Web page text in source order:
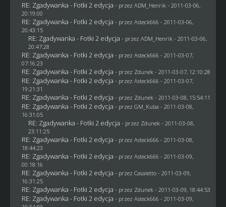
RE: Zgadywanka - Fotki 2 edycja - przez ADM_Henrik - 2011-03-06,
20:19:00
RE: Zgadywanka - Fotki 2 edycja - przez Asteck666 - 2011-03-06,
20:43:15
RE: Zgadywanka - Fotki 2 edycja - przez ADM_Henrik - 2011-03-06,
20:47:28
RE: Zgadywanka - Fotki 2 edycja - przez Asteck666 - 2011-03-07,
07:16:23
RE: Zgadywanka - Fotki 2 edycja - przez Zdunek - 2011-03-07, 12:10:28
RE: Zgadywanka - Fotki 2 edycja - przez Asteck666 - 2011-03-07,
19:21:31
RE: Zgadywanka - Fotki 2 edycja - przez Zdunek - 2011-03-08, 15:54:11
RE: Zgadywanka - Fotki 2 edycja - przez GM_Kuba - 2011-03-08,
16:31:05
RE: Zgadywanka - Fotki 2 edycja - przez Zdunek - 2011-03-08,
23:11:25
RE: Zgadywanka - Fotki 2 edycja - przez Asteck666 - 2011-03-08,
18:44:23
RE: Zgadywanka - Fotki 2 edycja - przez Asteck666 - 2011-03-09,
00:18:16
RE: Zgadywanka - Fotki 2 edycja - przez Casaletto- 2011-03-09,
16:31:25
RE: Zgadywanka - Fotki 2 edycja - przez Zdunek - 2011-03-09, 18:44:53
RE: Zgadywanka - Fotki 2 edycja - przez Asteck666 - 2011-03-09,